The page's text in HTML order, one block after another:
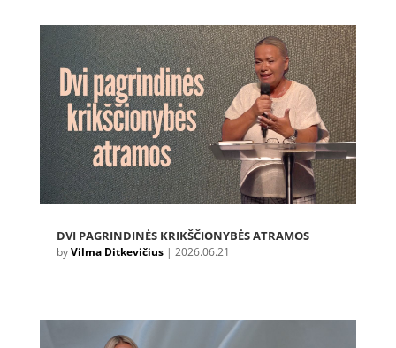
DVI PAGRINDINĖS KRIKŠČIONYBĖS ATRAMOS
byVilma Ditkevičius| 2026.06.21